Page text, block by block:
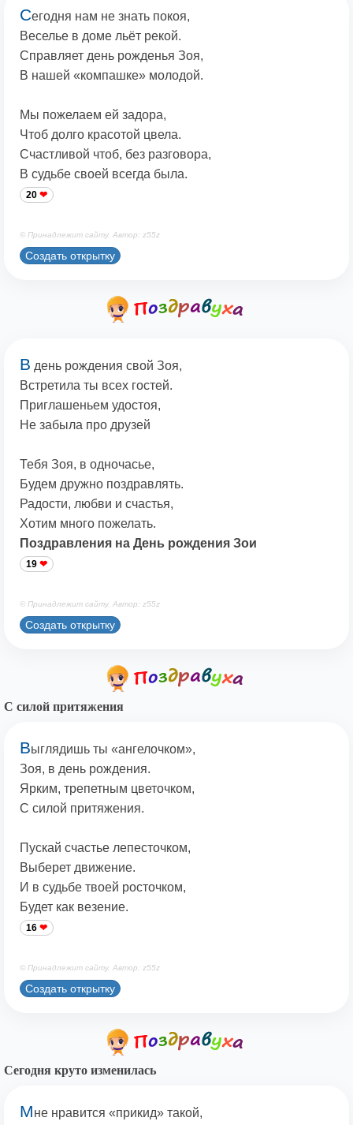
Сегодня нам не знать покоя,
Веселье в доме льёт рекой.
Справляет день рожденья Зоя,
В нашей «компашке» молодой.
Мы пожелаем ей задора,
Чтоб долго красотой цвела.
Счастливой чтоб, без разговора,
В судьбе своей всегда была.
20
© Принадлежит сайту. Автор: z55z
Создать открытку
В день рождения свой Зоя,
Встретила ты всех гостей.
Приглашеньем удостоя,
Не забыла про друзей
Тебя Зоя, в одночасье,
Будем дружно поздравлять.
Радости, любви и счастья,
Хотим много пожелать.
Поздравления на День рождения Зои
19
© Принадлежит сайту. Автор: z55z
Создать открытку
С силой притяжения
Выглядишь ты «ангелочком»,
Зоя, в день рождения.
Ярким, трепетным цветочком,
С силой притяжения.
Пускай счастье лепесточком,
Выберет движение.
И в судьбе твоей росточком,
Будет как везение.
16
© Принадлежит сайту. Автор: z55z
Создать открытку
Сегодня круто изменилась
Мне нравится «прикид» такой,